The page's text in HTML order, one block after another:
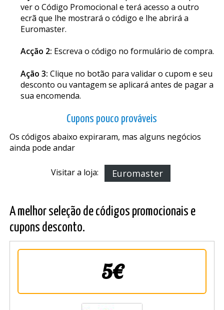
ver o Código Promocional e terá acesso a outro
ecrã que lhe mostrará o código e lhe abrirá a
Euromaster.
Acção 2: Escreva o código no formulário de compra.
Ação 3: Clique no botão para validar o cupom e seu
desconto ou vantagem se aplicará antes de pagar a
sua encomenda.
Cupons pouco prováveis
Os códigos abaixo expiraram, mas alguns negócios
ainda pode andar
Visitar a loja: Euromaster
A melhor seleção de códigos promocionais e
cupons desconto.
5€